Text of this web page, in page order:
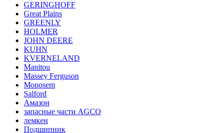
GERINGHOFF
Great Plains
GREENLY
HOLMER
JOHN DEERE
KUHN
KVERNELAND
Manitou
Massey Ferguson
Monosem
Salford
Амазон
запасные части AGCO
лемкен
Подшипник